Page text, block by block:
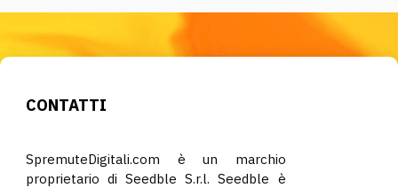
CONTATTI
SpremuteDigitali.com è un marchio
proprietario di Seedble S.r.l. Seedble è